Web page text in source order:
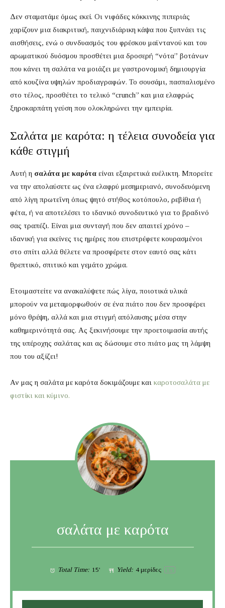
Δεν σταματάμε όμως εκεί. Οι νιφάδες κόκκινης πιπεριάς
χαρίζουν μια διακριτική, παιχνιδιάρικη κάψα που ξυπνάει τις
αισθήσεις, ενώ ο συνδυασμός του φρέσκου μαϊντανού και του
αρωματικού δυόσμου προσθέτει μια δροσερή “νότα” βοτάνων
που κάνει τη σαλάτα να μοιάζει με γαστρονομική δημιουργία
από κουζίνα υψηλών προδιαγραφών. Το σουσάμι, πασπαλισμένο
στο τέλος, προσθέτει το τελικό “crunch” και μια ελαφρώς
ξηροκαρπάτη γεύση που ολοκληρώνει την εμπειρία.
Σαλάτα με καρότα: η τέλεια συνοδεία για
κάθε στιγμή
Αυτή η σαλάτα με καρότα είναι εξαιρετικά ευέλικτη. Μπορείτε
να την απολαύσετε ως ένα ελαφρύ μεσημεριανό, συνοδευόμενη
από λίγη πρωτεΐνη όπως ψητό στήθος κοτόπουλο, ρεβίθια ή
φέτα, ή να αποτελέσει το ιδανικό συνοδευτικό για το βραδινό
σας τραπέζι. Είναι μια συνταγή που δεν απαιτεί χρόνο –
ιδανική για εκείνες τις ημέρες που επιστρέφετε κουρασμένοι
στο σπίτι αλλά θέλετε να προσφέρετε στον εαυτό σας κάτι
θρεπτικό, σπιτικό και γεμάτο χρώμα.
Ετοιμαστείτε να ανακαλύψετε πώς λίγα, ποιοτικά υλικά
μπορούν να μεταμορφωθούν σε ένα πιάτο που δεν προσφέρει
μόνο θρέψη, αλλά και μια στιγμή απόλαυσης μέσα στην
καθημερινότητά σας. Ας ξεκινήσουμε την προετοιμασία αυτής
της υπέροχης σαλάτας και ας δώσουμε στο πιάτο μας τη λάμψη
που του αξίζει!
Αν μας η σαλάτα με καρότα δοκιμάζουμε και καροτοσαλάτα με
φιστίκι και κύμινο.
σαλάτα με καρότα
Total Time: 15' Yield: 4μερίδες 1 x